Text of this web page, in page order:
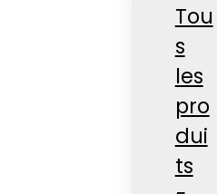
Tou
s
les
pro
dui
ts